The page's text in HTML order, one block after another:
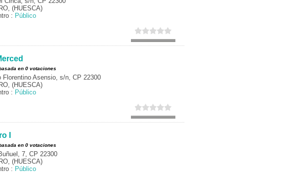
(HUESCA)
: Público
en 0 votaciones
Florentino Asensio, s/n, CP 22300
(HUESCA)
: Público
I
en 0 votaciones
7, CP 22300
(HUESCA)
: Público